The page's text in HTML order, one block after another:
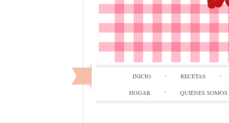
INICIO RECETAS
HOGAR QUIÉNES SOMOS